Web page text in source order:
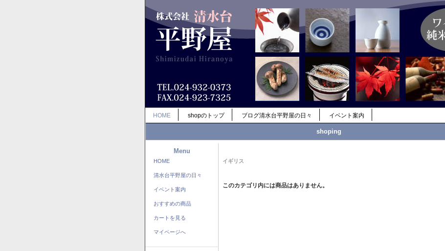
HOME shopのトップ ブログ清水台平野屋の日々 イベント案内
shoping
Menu
HOME
清水台平野屋の日々
イベント案内
おすすめの商品
カートを見る
マイページへ
イギリス
このカテゴリ内には商品はありません。